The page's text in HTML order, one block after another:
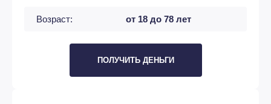
Возраст: от 18 до 78 лет
ПОЛУЧИТЬ ДЕНЬГИ